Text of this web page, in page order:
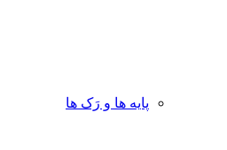
پایه ها و رَک ها